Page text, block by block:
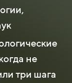
не
три шага